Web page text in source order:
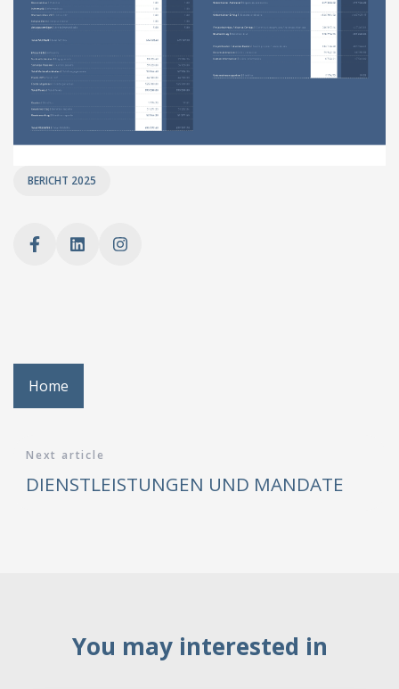
BERICHT 2025
Home
Next article
DIENSTLEISTUNGEN UND MANDATE
You may interested in